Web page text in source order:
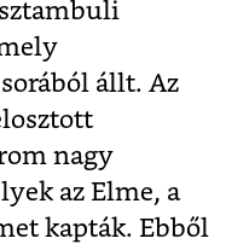
állt. Az
nagy
az Elme, a
kapták. Ebből